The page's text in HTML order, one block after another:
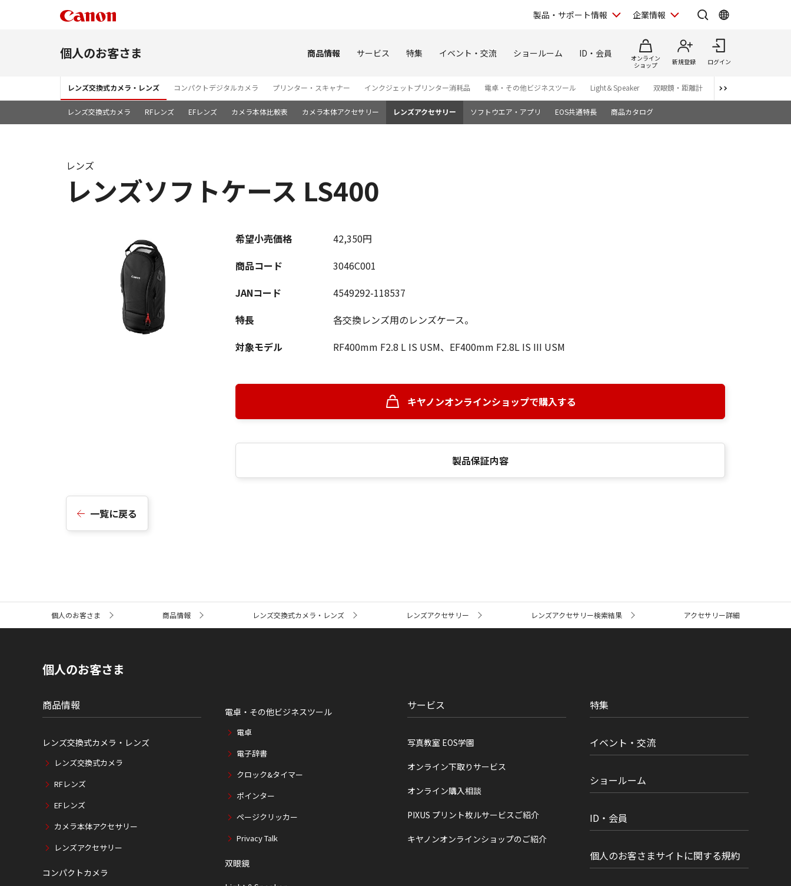
製品・サポート情報 企業情報
個人のお客さま 商品情報 サービス 特集 イベント・交流 ショールーム ID・会員
オンライン
ショップ
新規登録 ログイン
レンズ交換式カメラ・レンズ コンパクトデジタルカメラ プリンター・スキャナー インクジェットプリンター消耗品 電卓・その他ビジネスツール Light＆Speaker 双眼鏡・距離計 写真集
レンズ交換式カメラ RFレンズ EFレンズ カメラ本体比較表 カメラ本体アクセサリー レンズアクセサリー ソフトウエア・アプリ EOS共通特長 商品カタログ
レンズソフトケース LS400
レンズ
希望小売価格
42,350円
商品コード
3046C001
JANコード
4549292-118537
特長
各交換レンズ用のレンズケース。
対象モデル
RF400mm F2.8 L IS USM、EF400mm F2.8L IS III USM
キヤノンオンラインショップで購入する
製品保証内容
一覧に戻る
ト
個人のお客さま 商品情報 レンズ交換式カメラ・レンズ レンズアクセサリー レンズアクセサリー検索結果 アクセサリー詳細
個人のお客さま
商品情報
レンズ交換式カメラ・レンズ
レンズ交換式カメラ
RFレンズ
EFレンズ
カメラ本体アクセサリー
レンズアクセサリー
コンパクトカメラ
電卓・その他ビジネスツール
電卓
電子辞書
クロック&タイマー
ポインター
ページクリッカー
Privacy Talk
双眼鏡
サービス
写真教室 EOS学園
オンライン下取りサービス
オンライン購入相談
PIXUS プリント枚ルサービスご紹介
キヤノンオンラインショップのご紹介
特集
イベント・交流
ショールーム
ID・会員
個人のお客さまサイトに関する規約